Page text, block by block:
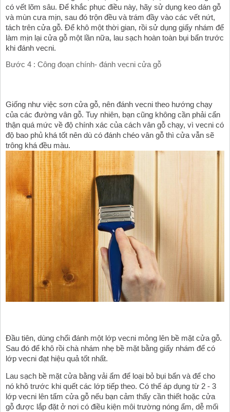
có vết lõm sâu. Để khắc phục điều này, hãy sử dụng keo dán gỗ
và mùn cưa mịn, sau đó trộn đều và trám đầy vào các vết nứt,
tách trên cửa gỗ. Để khô một thời gian, rồi sử dụng giấy nhám để
làm mịn lại cửa gỗ một lần nữa, lau sạch hoàn toàn bụi bẩn trước
khi đánh vecni.
Bước 4 : Công đoạn chính- đánh vecni cửa gỗ
Giống như việc sơn cửa gỗ, nên đánh vecni theo hướng chạy
của các đường vân gỗ. Tuy nhiên, bạn cũng không cần phải cẩn
thận quá mức về độ chính xác của cách vân gỗ chạy, vì vecni có
độ bao phủ khá tốt nên dù có đánh chéo vân gỗ thì cửa vẫn sẽ
trông khá đều màu.
Đầu tiên, dùng chổi đánh một lớp vecni mỏng lên bề mặt cửa gỗ.
Sau đó để khô rồi chà nhám nhẹ bề mặt bằng giấy nhám để có
lớp vecni đạt hiệu quả tốt nhất.
Lau sạch bề mặt cửa bằng vải ẩm để loại bỏ bụi bẩn và để cho
nó khô trước khi quết các lớp tiếp theo. Có thể áp dụng từ 2 - 3
lớp vecni lên tấm cửa gỗ nếu bạn cảm thấy cần thiết hoặc cửa
gỗ được lắp đặt ở nơi có điều kiện môi trường nóng ẩm, dễ mối